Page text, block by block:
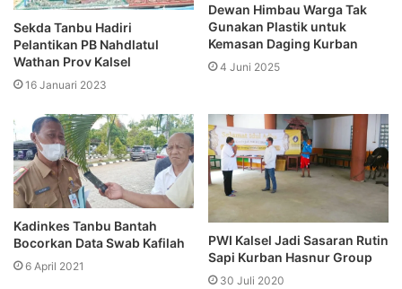
Sekda Tanbu Hadiri
Pelantikan PB Nahdlatul
Wathan Prov Kalsel
16 Januari 2023
Dewan Himbau Warga Tak
Gunakan Plastik untuk
Kemasan Daging Kurban
4 Juni 2025
Kadinkes Tanbu Bantah
Bocorkan Data Swab Kafilah
6 April 2021
PWI Kalsel Jadi Sasaran Rutin
Sapi Kurban Hasnur Group
30 Juli 2020